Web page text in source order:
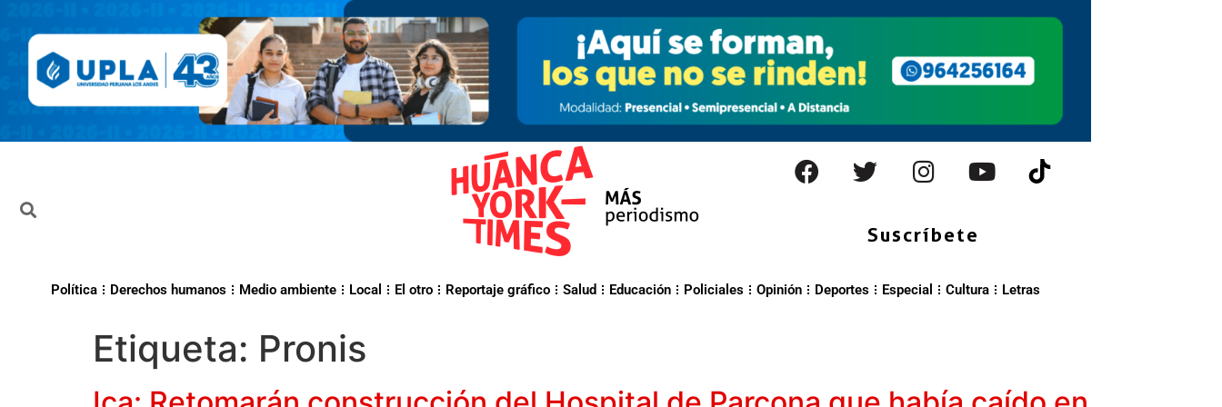
Suscríbete
Política Derechos humanos Medio ambiente Local El otro Reportaje gráfico Salud Educación Policiales Opinión Deportes Especial Cultura Letras
Etiqueta: Pronis